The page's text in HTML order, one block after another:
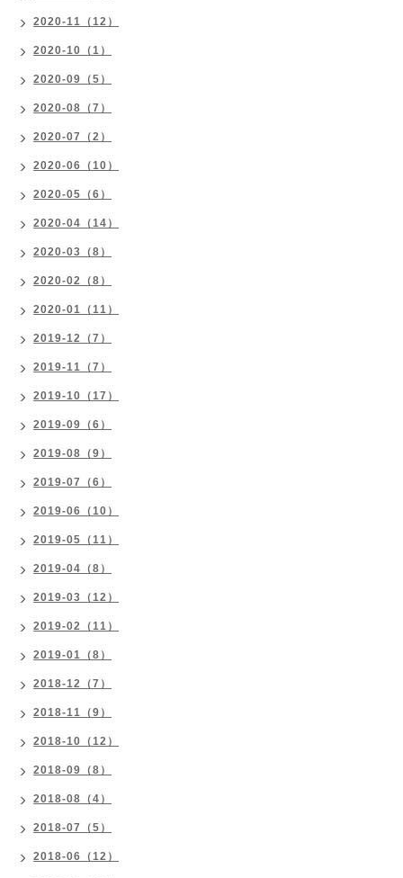
2020-11（12）
2020-10（1）
2020-09（5）
2020-08（7）
2020-07（2）
2020-06（10）
2020-05（6）
2020-04（14）
2020-03（8）
2020-02（8）
2020-01（11）
2019-12（7）
2019-11（7）
2019-10（17）
2019-09（6）
2019-08（9）
2019-07（6）
2019-06（10）
2019-05（11）
2019-04（8）
2019-03（12）
2019-02（11）
2019-01（8）
2018-12（7）
2018-11（9）
2018-10（12）
2018-09（8）
2018-08（4）
2018-07（5）
2018-06（12）